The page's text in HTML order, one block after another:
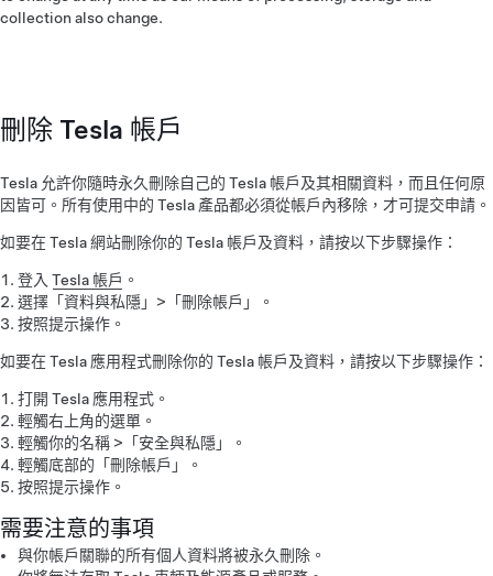
collection also change.
刪除 Tesla 帳戶
Tesla 允許你隨時永久刪除自己的 Tesla 帳戶及其相關資料，而且任何原
因皆可。所有使用中的 Tesla 產品都必須從帳戶內移除，才可提交申請。
如要在 Tesla 網站刪除你的 Tesla 帳戶及資料，請按以下步驟操作：
登入 Tesla 帳戶 。
選擇「資料與私隱」>「刪除帳戶」。
按照提示操作。
如要在 Tesla 應用程式刪除你的 Tesla 帳戶及資料，請按以下步驟操作：
打開 Tesla 應用程式。
輕觸右上角的選單。
輕觸你的名稱 >「安全與私隱」。
輕觸底部的「刪除帳戶」。
按照提示操作。
需要注意的事項
與你帳戶關聯的所有個人資料將被永久刪除。